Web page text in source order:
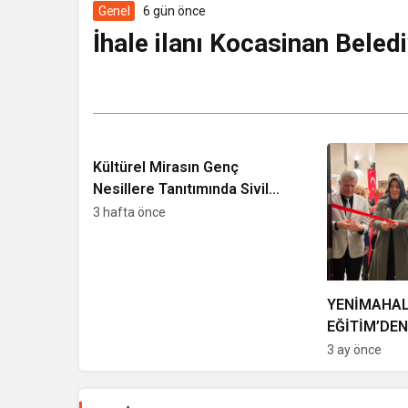
Genel 6 gün önce
İhale ilanı Kocasinan
Kültürel Mirasın Genç
Nesillere Tanıtımında Sivil
Toplumun Etkisi
3 hafta önce
HAREZMİ
3 ay önce
İhale ilanı Kocasinan